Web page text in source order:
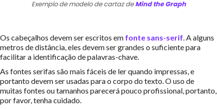
Exemplo de modelo de cartaz deMind the Graph
Os cabeçalhos devem ser escritos em fonte sans-serif. A alguns
metros de distância, eles devem ser grandes o suficiente para
facilitar a identificação de palavras-chave.
As fontes serifas são mais fáceis de ler quando impressas, e
portanto devem ser usadas para o corpo do texto. O uso de
muitas fontes ou tamanhos parecerá pouco profissional, portanto,
por favor, tenha cuidado.